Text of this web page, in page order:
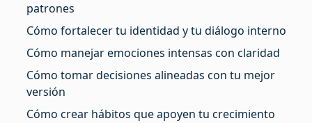
patrones
Cómo fortalecer tu identidad y tu diálogo interno
Cómo manejar emociones intensas con claridad
Cómo tomar decisiones alineadas con tu mejor
versión
Cómo crear hábitos que apoyen tu crecimiento